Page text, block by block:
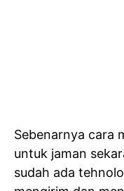
Sebenarnya cara
untuk jaman
sudah ada